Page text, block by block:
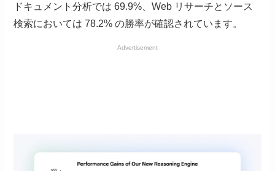
ドキュメント分析では 69.9%、Web リサーチとソース
検索においては 78.2% の勝率が確認されています。
Advertisement